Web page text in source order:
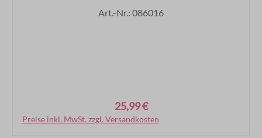
Art.-Nr.: 086016
25,99 €
Preise inkl. MwSt. zzgl. Versandkosten